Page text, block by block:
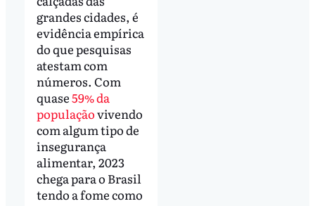
grandes cidades, é
evidência empírica
do que pesquisas
atestam com
números. Com
quase59% da
populaçãovivendo
com algum tipo de
insegurança
alimentar, 2023
chega para o Brasil
tendo a fome como